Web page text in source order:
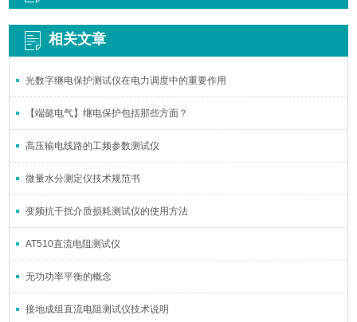
相关文章
光数字继电保护测试仪在电力调度中的重要作用
【端懿电气】继电保护包括那些方面？
高压输电线路的工频参数测试仪
微量水分测定仪技术规范书
变频抗干扰介质损耗测试仪的使用方法
AT510直流电阻测试仪
无功功率平衡的概念
接地成组直流电阻测试仪技术说明